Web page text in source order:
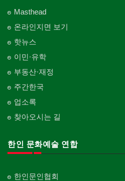
Masthead
온라인지면 보기
핫뉴스
이민·유학
부동산·재정
주간한국
업소록
찾아오시는 길
한인 문화예술 연합
한인문인협회